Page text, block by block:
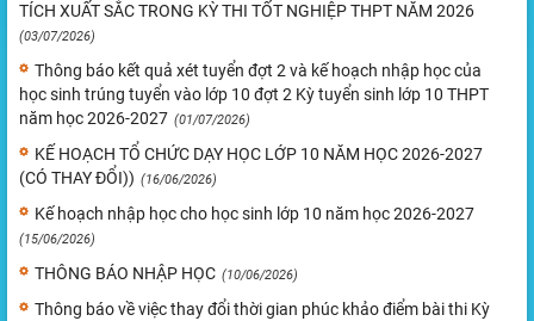
TÍCH XUẤT SẮC TRONG KỲ THI TỐT NGHIỆP THPT NĂM 2026
(03/07/2026)
Thông báo kết quả xét tuyển đợt 2 và kế hoạch nhập học của
học sinh trúng tuyển vào lớp 10 đợt 2 Kỳ tuyển sinh lớp 10 THPT
năm học 2026-2027 (01/07/2026)
KẾ HOẠCH TỔ CHỨC DẠY HỌC LỚP 10 NĂM HỌC 2026-2027
(CÓ THAY ĐỔI)) (16/06/2026)
Kế hoạch nhập học cho học sinh lớp 10 năm học 2026-2027
(15/06/2026)
THÔNG BÁO NHẬP HỌC (10/06/2026)
Thông báo về việc thay đổi thời gian phúc khảo điểm bài thi Kỳ